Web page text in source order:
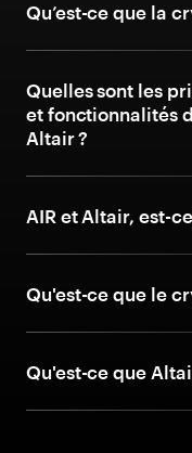
Qu’est-ce que la
Quelles sont les
et fonctionnalités
Altair ?
AIR et Altair, est-
Qu'est-ce que le
Qu'est-ce que